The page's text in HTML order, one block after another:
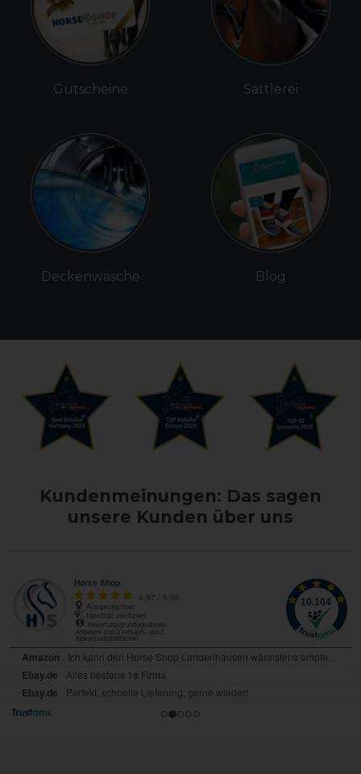
Gutscheine
Deckenwäsche
Sattlerei
Blog
Kundenmeinungen: Das sagen
unsere Kunden über uns